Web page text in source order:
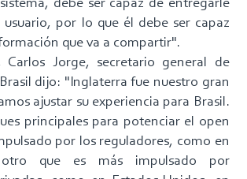
debe ser capaz de entregarle
usuario, por lo que él debe ser capaz
que va a compartir".
Jorge, secretario general de
dijo: "Inglaterra fue nuestro gran
ajustar su experiencia para Brasil.
principales para potenciar el open
por los reguladores, como en
que es más impulsado por